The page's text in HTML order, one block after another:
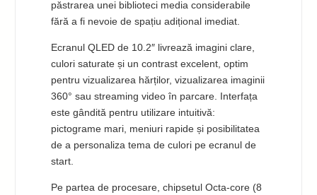
păstrarea unei biblioteci media considerabile
fără a fi nevoie de spațiu adițional imediat.
Ecranul QLED de 10.2″ livrează imagini clare,
culori saturate și un contrast excelent, optim
pentru vizualizarea hărților, vizualizarea imaginii
360° sau streaming video în parcare. Interfața
este gândită pentru utilizare intuitivă:
pictograme mari, meniuri rapide și posibilitatea
de a personaliza tema de culori pe ecranul de
start.
Pe partea de procesare, chipsetul Octa-core (8